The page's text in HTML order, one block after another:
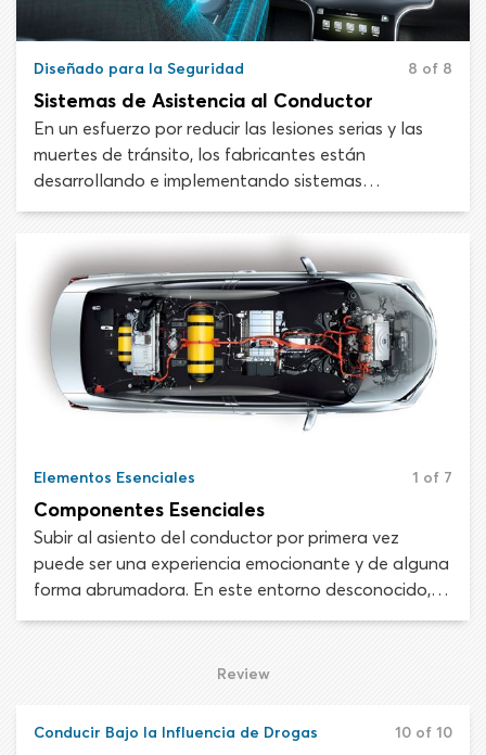
Diseñado para la Seguridad 8 of 8
Sistemas de Asistencia al Conductor
En un esfuerzo por reducir las lesiones serias y las
muertes de tránsito, los fabricantes están
desarrollando e implementando sistemas
computarizados de asistencia al conductor que le
control del vehículo y percepción de peligros. Menos
responsabilidades significan menos oportunidades
para errores del conductor y, en teoría, menos
colisiones.
Elementos Esenciales 1 of 7
Componentes Esenciales
Subir al asiento del conductor por primera vez
puede ser una experiencia emocionante y de alguna
forma abrumadora. En este entorno desconocido, te
rodearán controles, diales, interruptores, palancas,
todos estos dispositivos, conduzcas el auto y
Review
Conducir Bajo la Influencia de Drogas 10 of 10